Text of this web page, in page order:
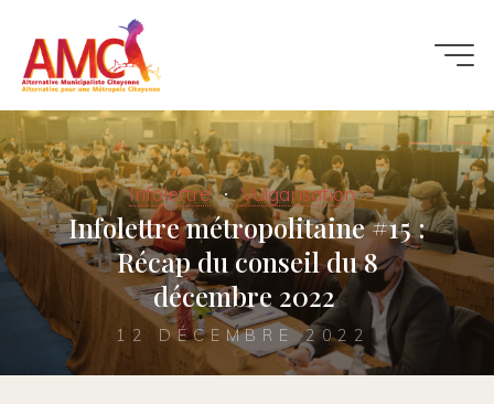
Infolettre Vulgarisation
Infolettre métropolitaine #15 :
Récap du conseil du 8
décembre 2022
12 DÉCEMBRE 2022